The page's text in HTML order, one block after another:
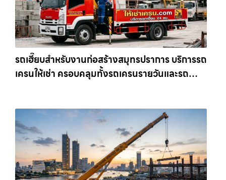
รถเฮี๊ยบสำหรับงานก่อสร้างสมุทรปราการ บริการรถ
เครนให้เช่า ครอบคลุมทั้งรถเครนรายวันและรถ